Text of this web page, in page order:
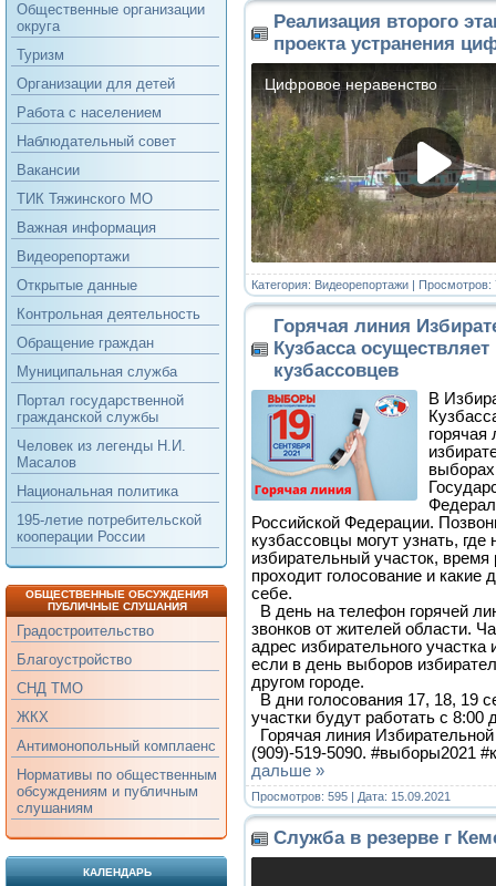
Общественные организации
округа
Туризм
Организации для детей
Работа с населением
Наблюдательный совет
Вакансии
ТИК Тяжинского МО
Важная информация
Видеорепортажи
Открытые данные
Контрольная деятельность
Обращение граждан
Муниципальная служба
Портал государственной
гражданской службы
Человек из легенды Н.И.
Масалов
Национальная политика
195-летие потребительской
кооперации России
ОБЩЕСТВЕННЫЕ ОБСУЖДЕНИЯ
ПУБЛИЧНЫЕ СЛУШАНИЯ
Градостроительство
Благоустройство
СНД ТМО
ЖКХ
Антимонопольный комплаенс
Нормативы по общественным
обсуждениям и публичным
слушаниям
КАЛЕНДАРЬ
Реализация второго
проекта устранения
Категория: Видеорепортажи | Просмотров:
Горячая линия
Кузбасса
кузбассовцев
В
горячая
Российской Федерации.
кузбассовцы могут узнать, где
избирательный участок,
проходит голосование и
себе.
В день на телефон горячей
звонков от жителей области.
адрес избирательного участка
если в день выборов
другом городе.
В дни голосования 17, 18, 19
участки будут работать с 8:00
Горячая линия
(909)-519-5090. #выборы2021
дальше »
Просмотров: 595 | Дата: 15.09.2021
Служба в резерве г